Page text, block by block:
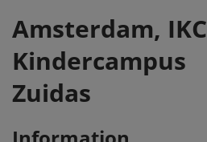
Amsterdam, IKC
Kindercampus
Zuidas